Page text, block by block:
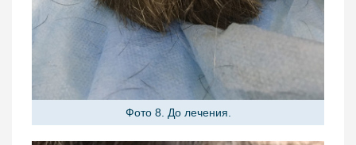
Фото 8. До лечения.